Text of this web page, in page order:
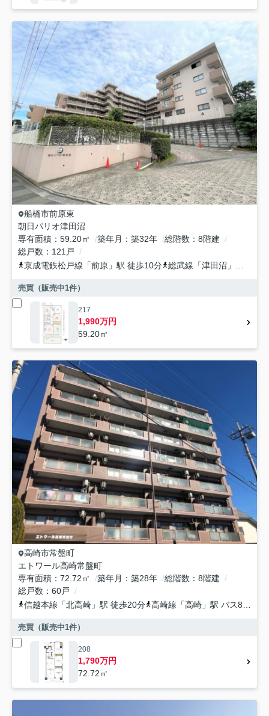
船橋市前原東
朝日パリオ津田沼
専有面積
59.20㎡ 築年月 築32年 総階数
8階建
総戸数
121戸
京成電鉄松戸線 「前原 」駅 徒歩10分 総武線 「津田沼 」駅 徒歩28分
売買（販売中1件）
217
1,990万円
59.20㎡
高崎市常盤町
エトワール高崎常盤町
専有面積
72.72㎡ 築年月 築28年 総階数
8階建
総戸数
60戸
信越本線 「北高崎 」駅 徒歩20分 高崎線 「高崎 」駅 バス8分 群馬バス「本町一丁目〔本町〕」 停歩8分
売買（販売中1件）
208
1,790万円
72.72㎡